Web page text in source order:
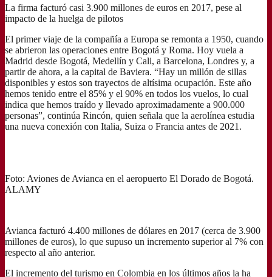
La firma facturó casi 3.900 millones de euros en 2017, pese al
impacto de la huelga de pilotos
El primer viaje de la compañía a Europa se remonta a 1950, cuando
se abrieron las operaciones entre Bogotá y Roma. Hoy vuela a
Madrid desde Bogotá, Medellín y Cali, a Barcelona, Londres y, a
partir de ahora, a la capital de Baviera. “Hay un millón de sillas
disponibles y estos son trayectos de altísima ocupación. Este año
hemos tenido entre el 85% y el 90% en todos los vuelos, lo cual
indica que hemos traído y llevado aproximadamente a 900.000
personas”, continúa Rincón, quien señala que la aerolínea estudia
una nueva conexión con Italia, Suiza o Francia antes de 2021.
Foto: Aviones de Avianca en el aeropuerto El Dorado de Bogotá.
ALAMY
Avianca facturó 4.400 millones de dólares en 2017 (cerca de 3.900
millones de euros), lo que supuso un incremento superior al 7% con
respecto al año anterior.
El incremento del turismo en Colombia en los últimos años la ha